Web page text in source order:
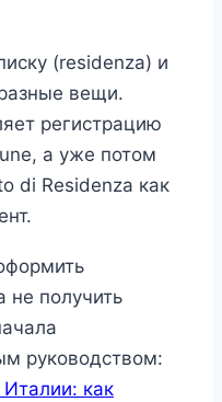
(residenza) и
вещи.
регистрацию
а уже потом
di Residenza как
не получить
руководством:
как